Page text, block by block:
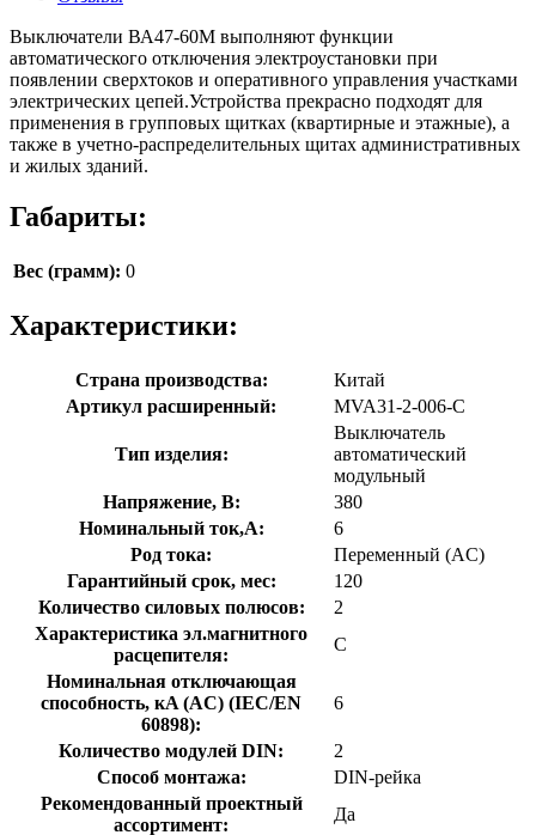
Выключатели ВА47-60М выполняют функции
автоматического отключения электроустановки при
появлении сверхтоков и оперативного управления участками
электрических цепей.Устройства прекрасно подходят для
применения в групповых щитках (квартирные и этажные), а
также в учетно-распределительных щитах административных
и жилых зданий.
Габариты:
Вес (грамм): 0
Характеристики:
Страна производства:
Китай
Артикул расширенный:
MVA31-2-006-C
Тип изделия:
Выключатель
автоматический
модульный
Напряжение, В:
380
Номинальный ток,А:
6
Род тока:
Переменный (AC)
Гарантийный срок, мес:
120
Количество силовых полюсов:
2
Характеристика эл.магнитного
расцепителя:
C
Номинальная отключающая
способность, кA (AC) (IEC/EN
60898):
6
Количество модулей DIN:
2
Способ монтажа:
DIN-рейка
Рекомендованный проектный
ассортимент:
Да